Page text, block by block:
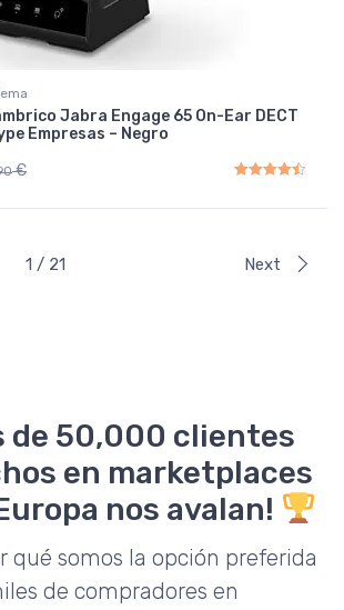
Jabra Engage 65 On-Ear DECT
Empresas – Negro
€
1 / 21 Next
de 50,000 clientes
en marketplaces
nos avalan!
qué somos la opción preferida
de compradores en